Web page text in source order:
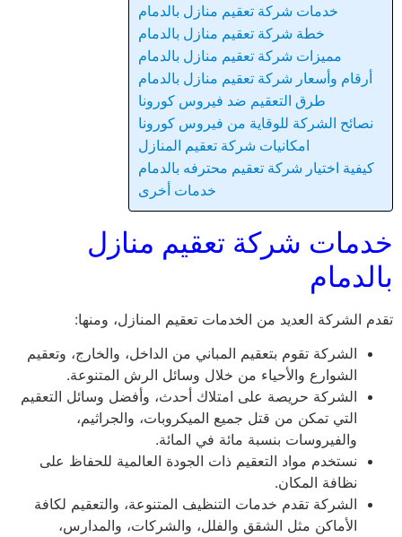
خدمات شركة تعقيم منازل بالدمام
خطة شركة تعقيم منازل بالدمام
مميزات شركة تعقيم منازل بالدمام
أرقام وأسعار شركة تعقيم منازل بالدمام
طرق التعقيم ضد فيروس كورونا
نصائح الشركة للوقاية من فيروس كورونا
امكانيات شركة تعقيم المنازل
كيفية اختيار شركة تعقيم محترفه بالدمام
خدمات أخرى
خدمات شركة تعقيم منازل
بالدمام
تقدم الشركة العديد من الخدمات تعقيم المنازل، ومنها:
الشركة تقوم بتعقيم المباني من الداخل، والخارج، وتعقيم
الشوارع والأحياء من خلال وسائل الرش المتنوعة.
الشركة حريصة على امتلاك أحدث، وأفضل وسائل التعقيم
التي تمكن من قتل جميع الميكروبات، والجراثيم،
والفيروسات بنسبة مائة في المائة.
نستخدم مواد التعقيم ذات الجودة العالمية للحفاظ على
نظافة المكان.
الشركة تقدم خدمات التنظيف المتنوعة، والتعقيم لكافة
الأماكن مثل الشقق والفلل، والشركات، والمدارس،